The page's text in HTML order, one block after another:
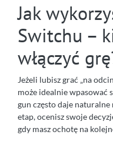
Jak
Switchu –
włączyć
Jeżeli lubisz grać „na
może idealnie wpasować
gun często daje
etap, ocenisz swoje
gdy masz ochotę na